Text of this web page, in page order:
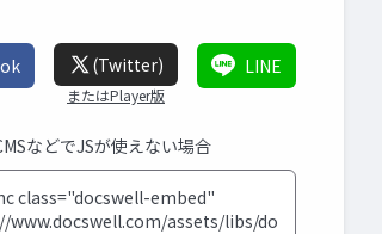
(Twitter)
またはPlayer版
LINE
などでJSが使えない場合